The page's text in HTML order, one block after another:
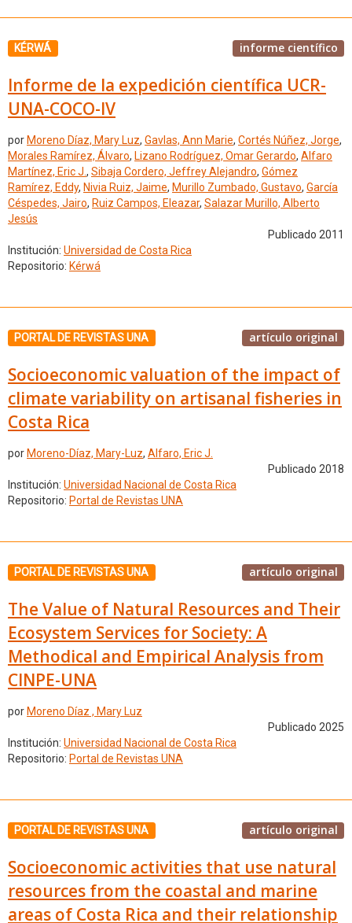
KÉRWÁ informe científico
Informe de la expedición científica UCR-
UNA-COCO-IV
por Moreno Díaz, Mary Luz, Gavlas, Ann Marie, Cortés Núñez, Jorge,
Morales Ramírez, Álvaro, Lizano Rodríguez, Omar Gerardo, Alfaro
Martínez, Eric J., Sibaja Cordero, Jeffrey Alejandro, Gómez
Ramírez, Eddy, Nivia Ruiz, Jaime, Murillo Zumbado, Gustavo, García
Céspedes, Jairo, Ruiz Campos, Eleazar, Salazar Murillo, Alberto
Jesús
Publicado 2011
Institución: Universidad de Costa Rica
Repositorio: Kérwá
PORTAL DE REVISTAS UNA artículo original
Socioeconomic valuation of the impact of
climate variability on artisanal fisheries in
Costa Rica
por Moreno-Díaz, Mary-Luz, Alfaro, Eric J.
Publicado 2018
Institución: Universidad Nacional de Costa Rica
Repositorio: Portal de Revistas UNA
PORTAL DE REVISTAS UNA artículo original
The Value of Natural Resources and Their
Ecosystem Services for Society: A
Methodical and Empirical Analysis from
CINPE-UNA
por Moreno Díaz , Mary Luz
Publicado 2025
Institución: Universidad Nacional de Costa Rica
Repositorio: Portal de Revistas UNA
PORTAL DE REVISTAS UNA artículo original
Socioeconomic activities that use natural
resources from the coastal and marine
areas of Costa Rica and their relationship